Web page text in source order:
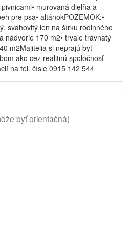
murovaná dielňa a
pre psa• altánokPOZEMOK:•
svahovitý len na šírku rodinného
nádvorie 170 m2• trvale trávnatý
m2Majitelia si neprajú byť
ako cez realitnú spoločnosť
na tel. čísle 0915 142 544
byť orientačná)